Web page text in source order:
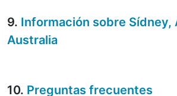
9. Información sobre Sídney,
Australia
10. Preguntas frecuentes